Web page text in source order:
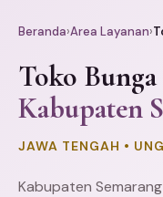
Beranda›Area Layanan›
Toko Bunga
Kabupaten
JAWA TENGAH •
Kabupaten Semarang